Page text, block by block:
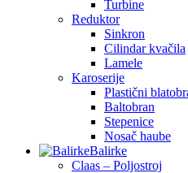
Turbine
Reduktor
Sinkron
Cilindar kvačila
Lamele
Karoserije
Plastični
Baltobran
Stepenice
Nosač haube
Balirke
Claas – Poljostroj